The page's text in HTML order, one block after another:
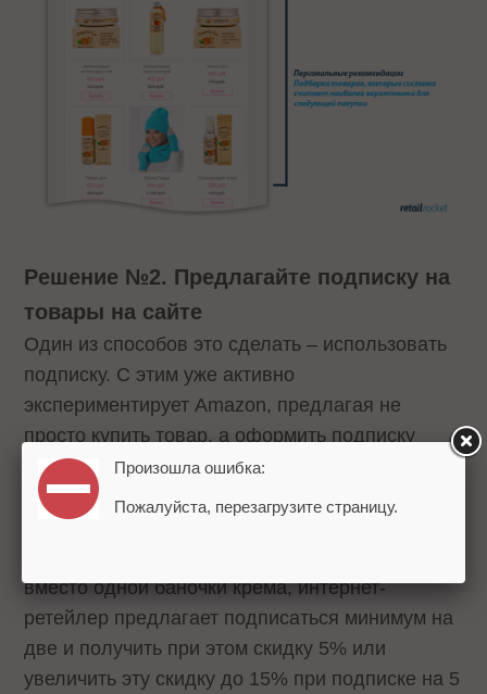
Решение №2. Предлагайте подписку на
товары на сайте
Один из способов это сделать – использовать
подписку. С этим уже активно
экспериментирует Amazon, предлагая не
просто купить товар, а оформить подписку
сразу на несколько экземпляров, причем не
только для таких очевидных покупок, как
вместо одной баночки крема, интернет-
ретейлер предлагает подписаться минимум на
две и получить при этом скидку 5% или
увеличить эту скидку до 15% при подписке на 5
Произошла ошибка:
Пожалуйста, перезагрузите страницу.